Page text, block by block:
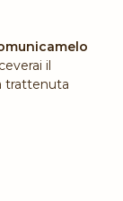
il
trattenuta